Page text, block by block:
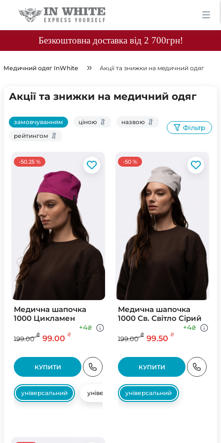
Безкоштовна доставка від 2 700грн!
Медичний одяг InWhite Акції та знижки на медичний одяг
Акції та знижки на медичний одяг
замовчуванням ціною
назвою
рейтингом
Фільтр
-50.25 %
Медична шапочка
1000 Цикламен
199.00
₴ 99.00 ₴
+4₴
КУПИТИ
універсальний універсальний
-50 %
Медична шапочка
1000 Св. Свiтло Сiрий
199.00
₴ 99.50 ₴
+4₴
КУПИТИ
універсальний